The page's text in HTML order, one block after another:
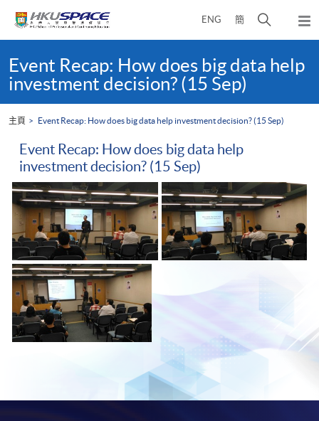
ENG 簡
開
尋
面
彈
出
選
content
startEvent Recap: How does big data help
investment decision? (15 Sep)
主頁 Event Recap: How does big data help investment decision? (15 Sep)
Event Recap: How does big data help
investment decision? (15 Sep)